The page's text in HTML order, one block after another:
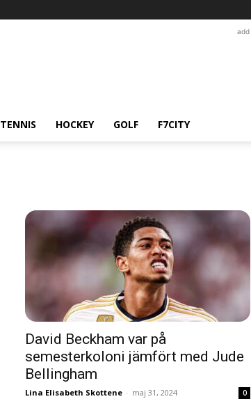
add
TENNIS HOCKEY GOLF F7CITY
David Beckham var på
semesterkoloni jämfört med Jude
Bellingham
Lina Elisabeth Skottene - maj 31, 2024 0